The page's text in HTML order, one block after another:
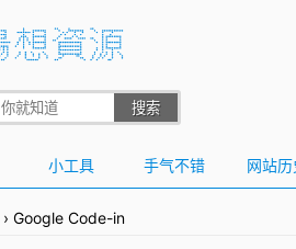
小工具 手气不错 网站历
› Google Code-in